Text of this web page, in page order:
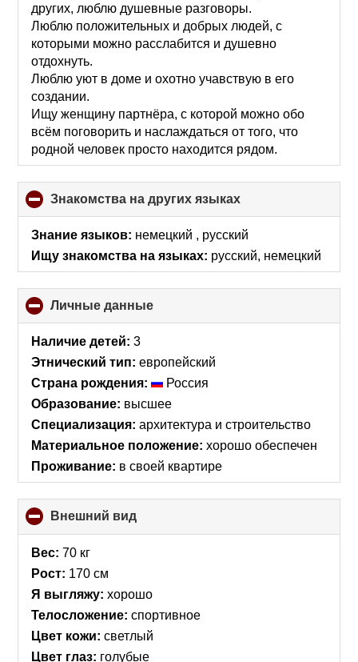
других, люблю душевные разговоры.
Люблю положительных и добрых людей, с
которыми можно расслабится и душевно
отдохнуть.
Люблю уют в доме и охотно учавствую в его
создании.
Ищу женщину партнёра, с которой можно обо
всём поговорить и наслаждаться от того, что
родной человек просто находится рядом.
Знакомства на других языках
to
collapse
contents
Знание языков: немецкий , русский
Ищу знакомства на языках: русский, немецкий
Личные данные
to
contents
Наличие детей: 3
Этнический тип: европейский
Страна рождения:
Россия
Образование: высшее
Специализация: архитектура и строительство
Материальное положение: хорошо обеспечен
Проживание: в своей квартире
Внешний вид
to
Вес: 70 кг
Рост: 170 см
Я выгляжу: хорошо
Телосложение: спортивное
Цвет кожи: светлый
Цвет глаз: голубые